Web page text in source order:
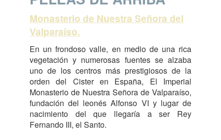
Monasterio de Nuestra Señora del
Valparaíso.
En un frondoso valle, en medio de una rica
vegetación y numerosas fuentes se alzaba
uno de los centros más prestigiosos de la
orden del Cister en España, El Imperial
Monasterio de Nuestra Señora de Valparaíso,
fundación del leonés Alfonso VI y lugar de
nacimiento del que llegaría a ser Rey
Fernando III, el Santo.